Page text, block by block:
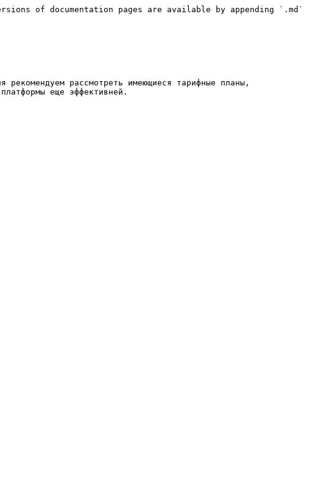
of documentation pages are available by appending `.md`
рассмотреть имеющиеся тарифные планы,
еще эффективней.